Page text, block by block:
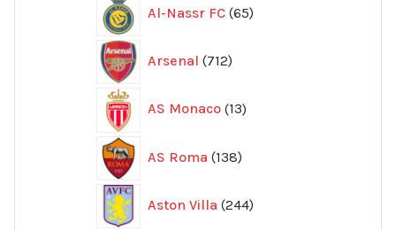
Al-Nassr FC 65
produkter
Arsenal 712
produkter
AS Monaco 13
produkter
AS Roma 138
produkter
Aston Villa 244
produkter